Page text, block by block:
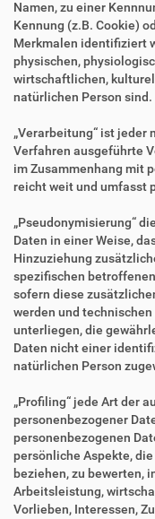
Namen, zu einer
Kennung (z.B. Cookie)
Merkmalen identifiziert
physischen,
wirtschaftlichen,
natürlichen Person sind.
„Verarbeitung“ ist
Verfahren ausgeführte
im Zusammenhang mit
reicht weit und umfasst
„Pseudonymisierung“
Daten in einer Weise,
Hinzuziehung
spezifischen
sofern diese
werden und
unterliegen, die
Daten nicht einer
natürlichen Person
„Profiling“ jede Art der
personenbezogener
personenbezogenen
persönliche Aspekte,
beziehen, zu bewerten,
Arbeitsleistung,
Vorlieben, Interessen,